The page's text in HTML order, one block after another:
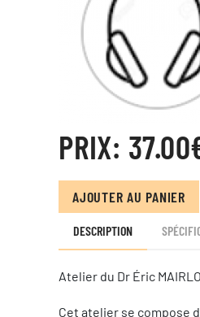
PRIX:
AJOUTER AU PANIER
DESCRIPTION
Atelier du Dr Éric
Cet atelier se compose